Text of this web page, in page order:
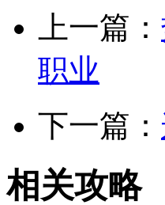
上一篇：
职业
下一篇：
相关攻略